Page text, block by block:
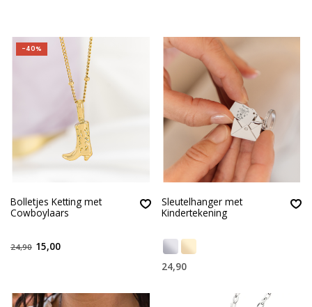
-40%
Bolletjes Ketting met
Cowboylaars
24,90 15,00
Sleutelhanger met
Kindertekening
24,90